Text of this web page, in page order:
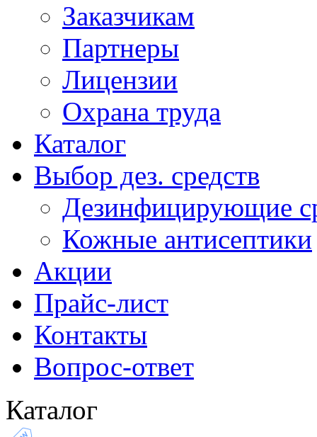
Заказчикам
Партнеры
Лицензии
Охрана труда
Каталог
Выбор дез. средств
Дезинфицирующие
Кожные антисептики
Акции
Прайс-лист
Контакты
Вопрос-ответ
Каталог